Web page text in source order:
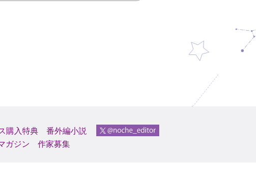
購入特典
番外編小説
ガジン
作家募集